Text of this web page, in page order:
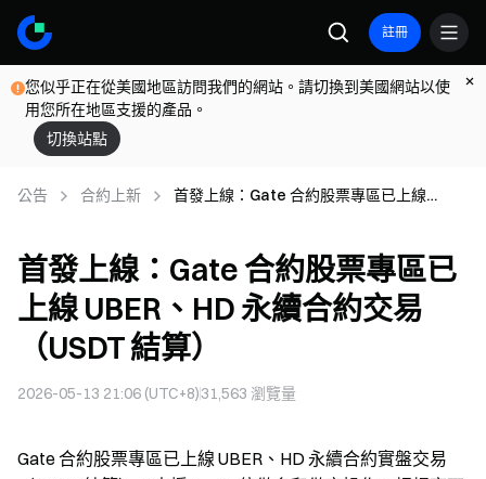
註冊
您似乎正在從美國地區訪問我們的網站。請切換到美國網站以使
用您所在地區支援的產品。
切換站點
公告 合約上新
首發上線：Gate 合約股票專區已上線
首發上線：Gate 合約股票專區已
上線 UBER、HD 永續合約交易
（USDT 結算）
2026-05-13 21:06 (UTC+8)31,563 瀏覽量
Gate 合約股票專區已上線 UBER、HD 永續合約實盤交易